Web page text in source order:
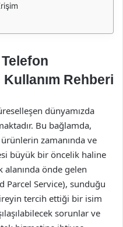
Rehberi
dünyamızda
Bu bağlamda,
zamanında ve
büyük bir öncelik haline
alanında önde gelen
Parcel Service), sunduğu
tercih ettiği bir isim
sorunlar ve